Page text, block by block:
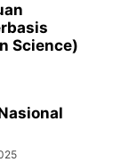
Science)